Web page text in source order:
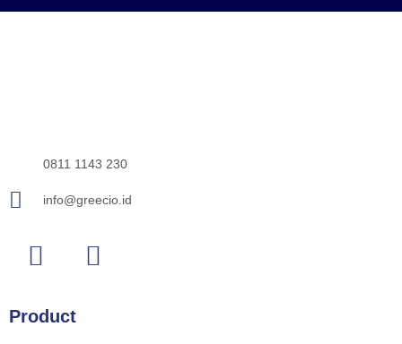
0811 1143 230
info@greecio.id
Product